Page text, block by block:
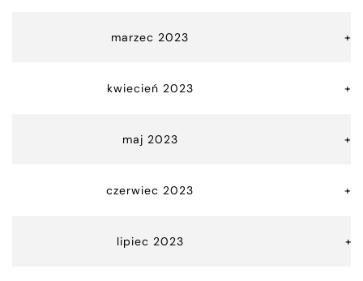
marzec 2023
kwiecień 2023
maj 2023
czerwiec 2023
lipiec 2023